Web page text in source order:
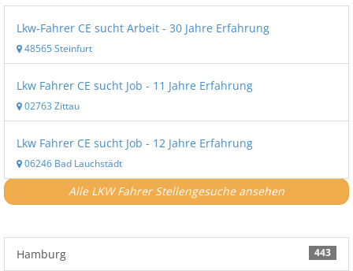
Lkw-Fahrer CE sucht Arbeit - 30 Jahre Erfahrung
48565 Steinfurt
Lkw Fahrer CE sucht Job - 11 Jahre Erfahrung
02763 Zittau
Lkw Fahrer CE sucht Job - 12 Jahre Erfahrung
06246 Bad Lauchstädt
Alle LKW Fahrer Stellengesuche ansehen
443
Hamburg